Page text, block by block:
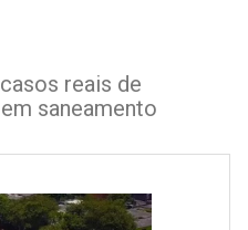
reais de
saneamento